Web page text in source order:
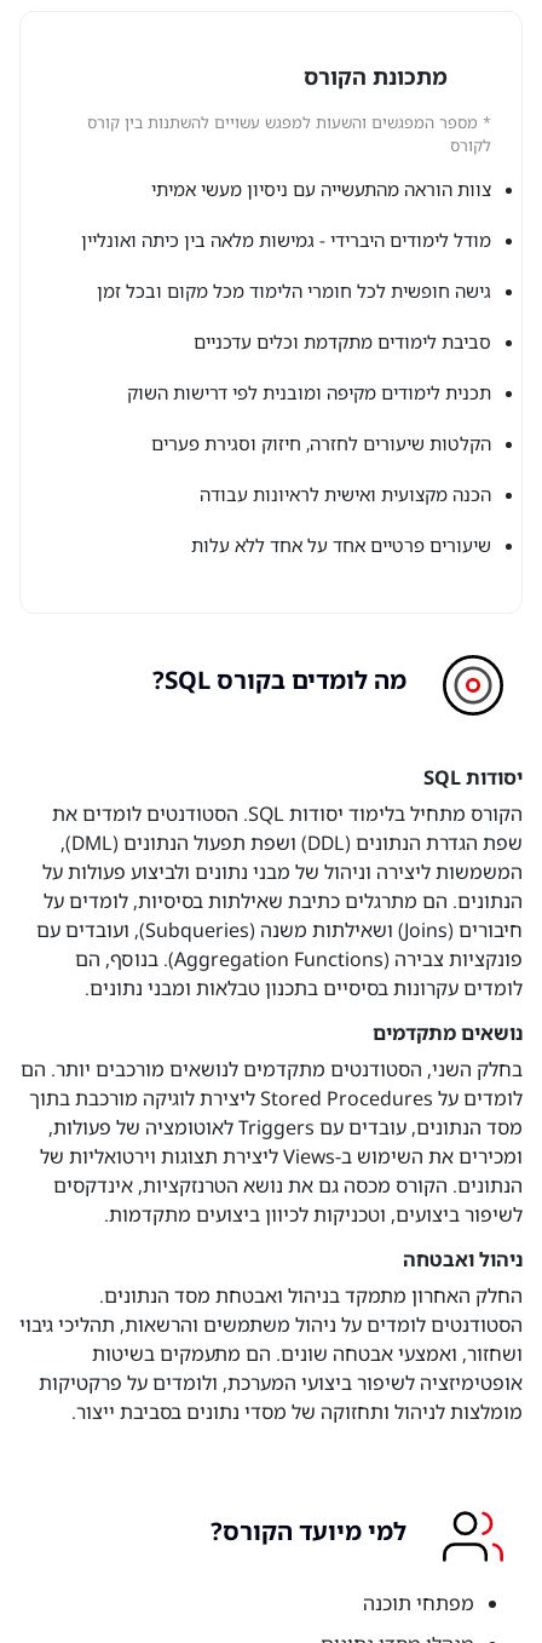
מתכונת הקורס
* מספר המפגשים והשעות למפגש עשויים להשתנות בין קורס
לקורס
צוות הוראה מהתעשייה עם ניסיון מעשי אמיתי
מודל לימודים היברידי - גמישות מלאה בין כיתה ואונליין
גישה חופשית לכל חומרי הלימוד מכל מקום ובכל זמן
סביבת לימודים מתקדמת וכלים עדכניים
תכנית לימודים מקיפה ומובנית לפי דרישות השוק
הקלטות שיעורים לחזרה, חיזוק וסגירת פערים
הכנה מקצועית ואישית לראיונות עבודה
שיעורים פרטיים אחד על אחד ללא עלות
מה לומדים בקורס SQL?
יסודות SQL
הקורס מתחיל בלימוד יסודות SQL. הסטודנטים לומדים את
שפת הגדרת הנתונים (DDL) ושפת תפעול הנתונים (DML),
המשמשות ליצירה וניהול של מבני נתונים ולביצוע פעולות על
הנתונים. הם מתרגלים כתיבת שאילתות בסיסיות, לומדים על
חיבורים (Joins) ושאילתות משנה (Subqueries), ועובדים עם
פונקציות צבירה (Aggregation Functions). בנוסף, הם
לומדים עקרונות בסיסיים בתכנון טבלאות ומבני נתונים.
נושאים מתקדמים
בחלק השני, הסטודנטים מתקדמים לנושאים מורכבים יותר. הם
לומדים על Stored Procedures ליצירת לוגיקה מורכבת בתוך
מסד הנתונים, עובדים עם Triggers לאוטומציה של פעולות,
ומכירים את השימוש ב-Views ליצירת תצוגות וירטואליות של
הנתונים. הקורס מכסה גם את נושא הטרנזקציות, אינדקסים
לשיפור ביצועים, וטכניקות לכיוון ביצועים מתקדמות.
ניהול ואבטחה
החלק האחרון מתמקד בניהול ואבטחת מסד הנתונים.
הסטודנטים לומדים על ניהול משתמשים והרשאות, תהליכי גיבוי
ושחזור, ואמצעי אבטחה שונים. הם מתעמקים בשיטות
אופטימיזציה לשיפור ביצועי המערכת, ולומדים על פרקטיקות
מומלצות לניהול ותחזוקה של מסדי נתונים בסביבת ייצור.
למי מיועד הקורס?
מפתחי תוכנה